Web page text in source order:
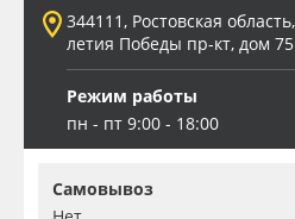
344111, Ростовская
летия Победы пр-кт, дом 75
Режим работы
пн - пт 9:00 - 18:00
Самовывоз